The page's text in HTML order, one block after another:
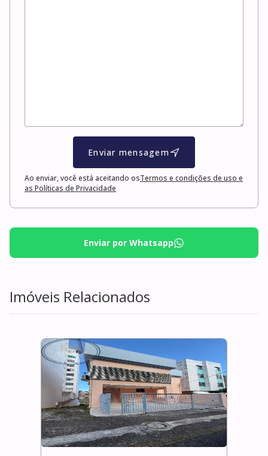
Enviar mensagem
Ao enviar, você está aceitando osTermos e condições de uso e
as Políticas de Privacidade
Enviar por Whatsapp
Imóveis Relacionados